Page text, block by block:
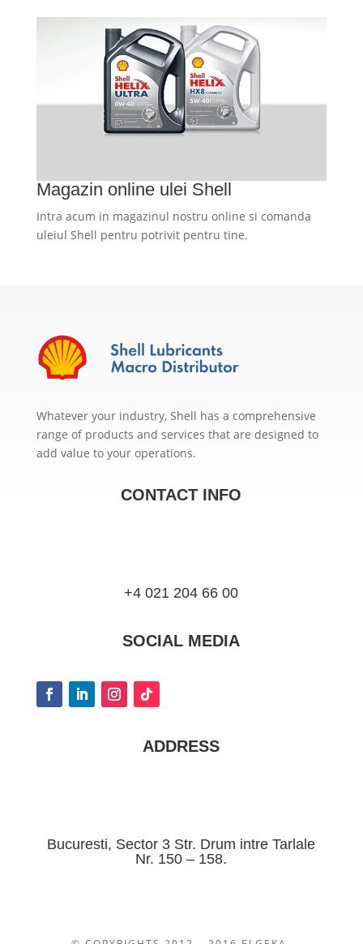
Magazin online ulei Shell
Intra acum in magazinul nostru online si comanda
uleiul Shell pentru potrivit pentru tine.
Whatever your industry, Shell has a comprehensive
range of products and services that are designed to
add value to your operations.
CONTACT INFO
+4 021 204 66 00
SOCIAL MEDIA
ADDRESS
Bucuresti, Sector 3 Str. Drum intre Tarlale
Nr. 150 – 158.